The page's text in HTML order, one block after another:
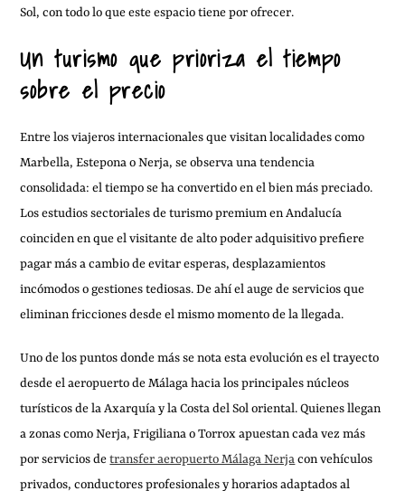
Sol, con todo lo que este espacio tiene por ofrecer.
Un turismo que prioriza el tiempo
sobre el precio
Entre los viajeros internacionales que visitan localidades como
Marbella, Estepona o Nerja, se observa una tendencia
consolidada: el tiempo se ha convertido en el bien más preciado.
Los estudios sectoriales de turismo premium en Andalucía
coinciden en que el visitante de alto poder adquisitivo prefiere
pagar más a cambio de evitar esperas, desplazamientos
incómodos o gestiones tediosas. De ahí el auge de servicios que
eliminan fricciones desde el mismo momento de la llegada.
Uno de los puntos donde más se nota esta evolución es el trayecto
desde el aeropuerto de Málaga hacia los principales núcleos
turísticos de la Axarquía y la Costa del Sol oriental. Quienes llegan
a zonas como Nerja, Frigiliana o Torrox apuestan cada vez más
por servicios detransfer aeropuerto Málaga Nerjacon vehículos
privados, conductores profesionales y horarios adaptados al